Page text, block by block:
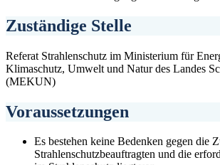
Zuständige Stelle
Referat Strahlenschutz im Ministerium für
Klimaschutz, Umwelt und Natur des Landes
(MEKUN)
Voraussetzungen
Es bestehen keine Bedenken gegen die
Strahlenschutzbeauftragten und die